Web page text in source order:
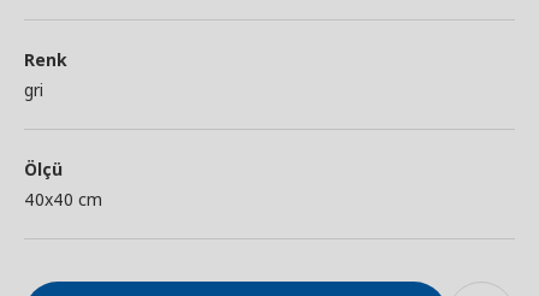
Renk
gri
Ölçü
40x40 cm